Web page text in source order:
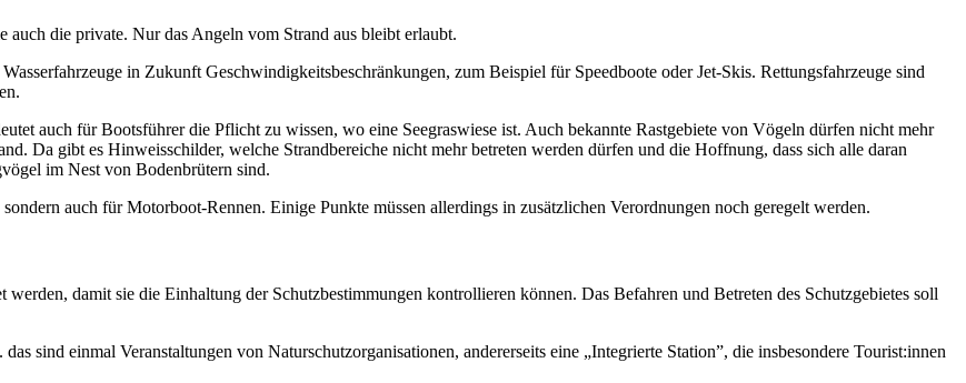
die private. Nur das Angeln vom Strand aus bleibt erlaubt.
in Zukunft Geschwindigkeitsbeschränkungen, zum Beispiel für Speedboote oder Jet-Skis. Rettungsfahrzeuge sind
auch für Bootsführer die Pflicht zu wissen, wo eine Seegraswiese ist. Auch bekannte Rastgebiete von Vögeln dürfen nicht mehr
Da gibt es Hinweisschilder, welche Strandbereiche nicht mehr betreten werden dürfen und die Hoffnung, dass sich alle daran
im Nest von Bodenbrütern sind.
auch für Motorboot-Rennen. Einige Punkte müssen allerdings in zusätzlichen Verordnungen noch geregelt werden.
werden, damit sie die Einhaltung der Schutzbestimmungen kontrollieren können. Das Befahren und Betreten des Schutzgebietes soll
sind einmal Veranstaltungen von Naturschutzorganisationen, andererseits eine „Integrierte Station”, die insbesondere Tourist:innen